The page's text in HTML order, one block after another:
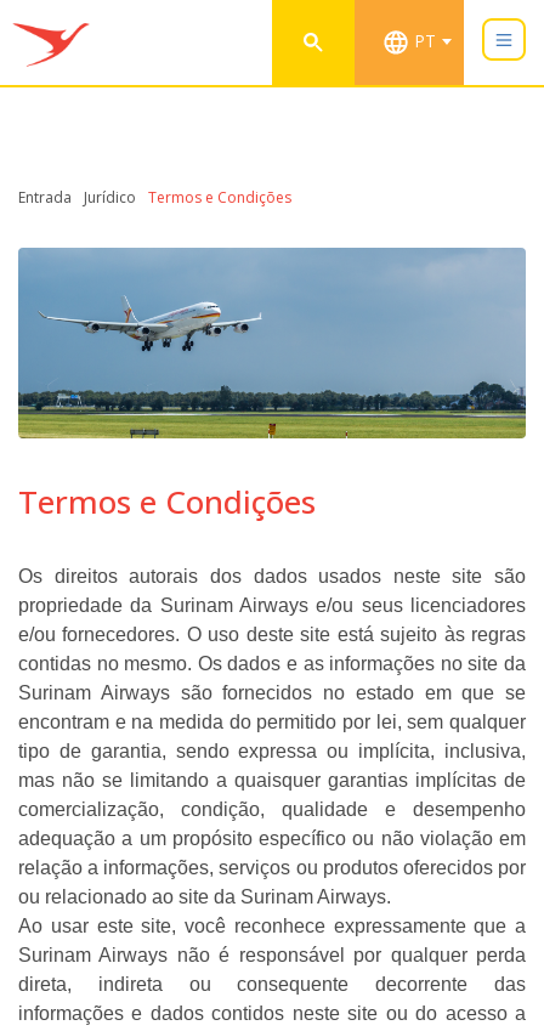
PT
Entrada Jurídico Termos e Condições
Termos e Condições
Os direitos autorais dos dados usados neste site são
propriedade da Surinam Airways e/ou seus licenciadores
e/ou fornecedores. O uso deste site está sujeito às regras
contidas no mesmo. Os dados e as informações no site da
Surinam Airways são fornecidos no estado em que se
encontram e na medida do permitido por lei, sem qualquer
tipo de garantia, sendo expressa ou implícita, inclusiva,
mas não se limitando a quaisquer garantias implícitas de
comercialização, condição, qualidade e desempenho
adequação a um propósito específico ou não violação em
relação a informações, serviços ou produtos oferecidos por
ou relacionado ao site da Surinam Airways.
Ao usar este site, você reconhece expressamente que a
Surinam Airways não é responsável por qualquer perda
direta, indireta ou consequente decorrente das
informações e dados contidos neste site ou do acesso a